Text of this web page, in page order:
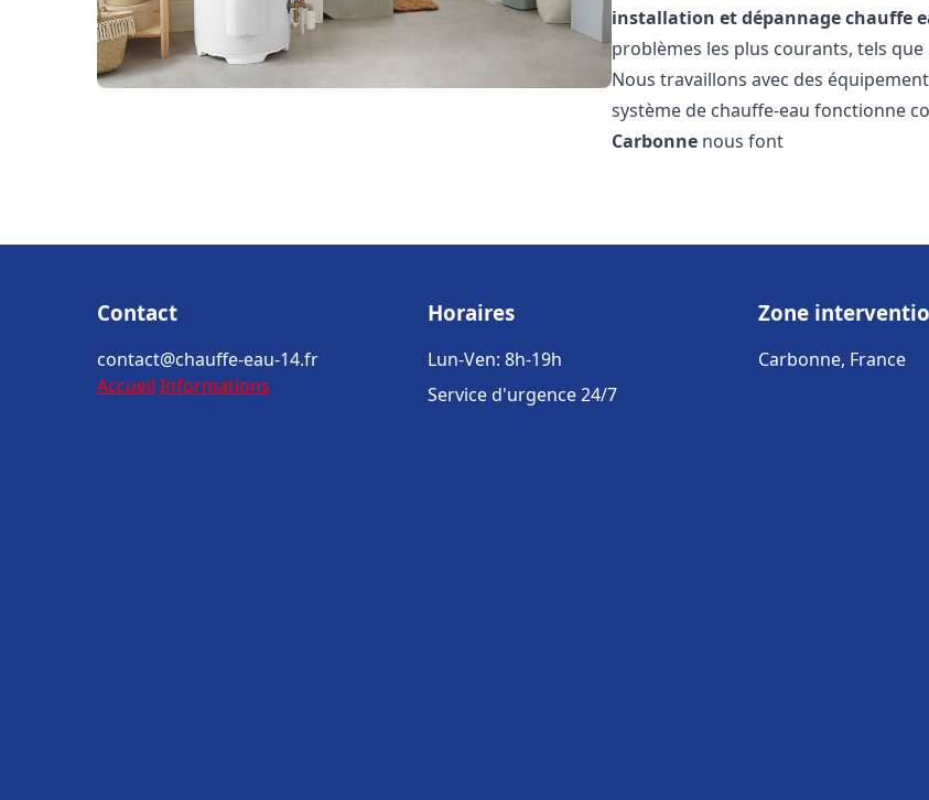
installation et dépannage chauffe
problèmes les plus courants, tels
Nous travaillons avec des
système de chauffe-eau fonctionne
Carbonne nous font
Contact
contact@chauffe-eau-14.fr
Accueil Informations
Horaires
Lun-Ven: 8h-19h
Service d'urgence 24/7
Zone
Carbonne, France